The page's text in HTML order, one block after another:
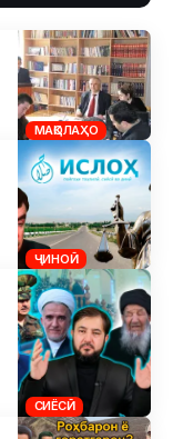
МАҚОЛАҲО
ҶИНОӢ
СИЁСӢ